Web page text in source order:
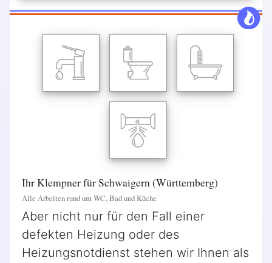
Ihr Klempner für Schwaigern (Württemberg)
Alle Arbeiten rund um WC, Bad und Küche
Aber nicht nur für den Fall einer
defekten Heizung oder des
Heizungsnotdienst stehen wir Ihnen als